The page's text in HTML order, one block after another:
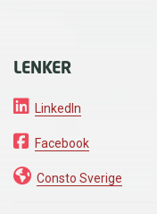
LENKER
LinkedIn
Facebook
Consto Sverige